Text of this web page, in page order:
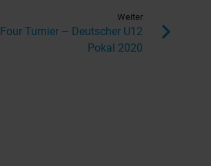
Weiter
Turnier – Deutscher U12
Pokal 2020